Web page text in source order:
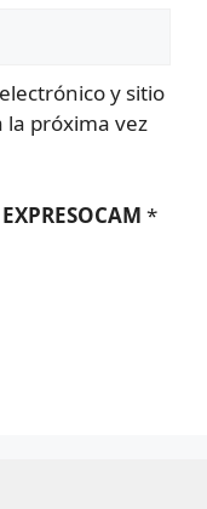
y sitio
próxima vez
EXPRESOCAM *